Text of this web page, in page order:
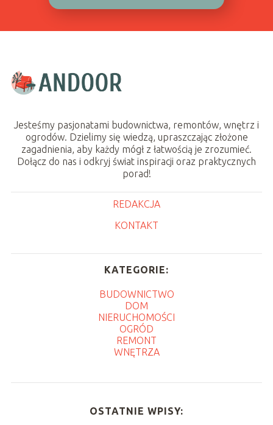
Jesteśmy pasjonatami budownictwa, remontów, wnętrz i
ogrodów. Dzielimy się wiedzą, upraszczając złożone
zagadnienia, aby każdy mógł z łatwością je zrozumieć.
Dołącz do nas i odkryj świat inspiracji oraz praktycznych
porad!
REDAKCJA
KONTAKT
KATEGORIE:
BUDOWNICTWO
DOM
NIERUCHOMOŚCI
OGRÓD
REMONT
WNĘTRZA
OSTATNIE WPISY: